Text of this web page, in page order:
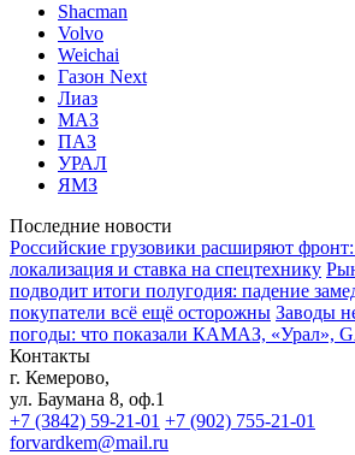
Shacman
Volvo
Weichai
Газон Next
Лиаз
МАЗ
ПАЗ
УРАЛ
ЯМЗ
Последние новости
Российские грузовики расширяют
локализация и ставка на спецтехнику
подводит итоги полугодия: падение
покупатели всё ещё осторожны Заводы
погоды: что показали КАМАЗ, «Урал»,
Контакты
г. Кемерово,
ул. Баумана 8, оф.1
+7 (3842) 59-21-01 +7 (902) 755-21-01
forvardkem@mail.ru